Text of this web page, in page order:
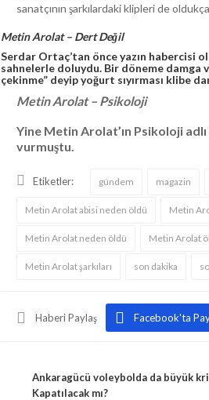
sanatçının şarkılardaki klipleri de
Metin Arolat – Dert Değil
Serdar Ortaç’tan önce yazın habercisi
sahnelerle doluydu. Bir döneme damga
çekinme” deyip yoğurt sıyırması klibe
Metin Arolat – Psikoloji
Yine Metin Arolat’ın Psikoloji
vurmuştu.
Etiketler: gündem magazin
Metin Arolat abisi neden öldü Metin
Metin Arolat neden öldü Metin Arolat
Metin Arolat şarkıları son dakika
Haberi Paylaş Facebook'ta
Ankaragücü voleybolda da büyük
Kapatılacak mı?